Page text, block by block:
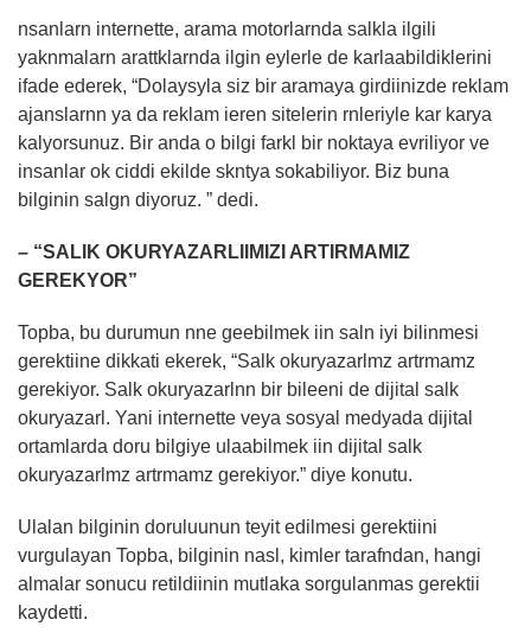
nsanlarn internette, arama motorlarnda salkla ilgili
yaknmalarn arattklarnda ilgin eylerle de karlaabildiklerini
ifade ederek, “Dolaysyla siz bir aramaya girdiinizde reklam
ajanslarnn ya da reklam ieren sitelerin rnleriyle kar karya
kalyorsunuz. Bir anda o bilgi farkl bir noktaya evriliyor ve
insanlar ok ciddi ekilde skntya sokabiliyor. Biz buna
bilginin salgn diyoruz. ” dedi.
– “SALIK OKURYAZARLIIMIZI ARTIRMAMIZ
GEREKYOR”
Topba, bu durumun nne geebilmek iin saln iyi bilinmesi
gerektiine dikkati ekerek, “Salk okuryazarlmz artrmamz
gerekiyor. Salk okuryazarlnn bir bileeni de dijital salk
okuryazarl. Yani internette veya sosyal medyada dijital
ortamlarda doru bilgiye ulaabilmek iin dijital salk
okuryazarlmz artrmamz gerekiyor.” diye konutu.
Ulalan bilginin doruluunun teyit edilmesi gerektiini
vurgulayan Topba, bilginin nasl, kimler tarafndan, hangi
almalar sonucu retildiinin mutlaka sorgulanmas gerektii
kaydetti.